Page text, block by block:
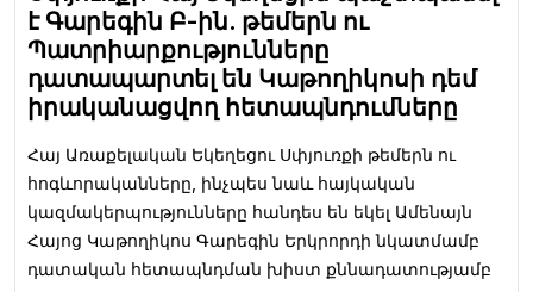
է Գարեգին Բ-ին. թեմերն ու
Պատրիարքությունները
դատապարտել են Կաթողիկոսի դեմ
իրականացվող հետապնդումները
Հայ Առաքելական Եկեղեցու Սփյուռքի թեմերն ու
հոգևորականները, ինչպես նաև հայկական
կազմակերպությունները հանդես են եկել Ամենայն
Հայոց Կաթողիկոս Գարեգին Երկրորդի նկատմամբ
դատական հետապնդման խիստ քննադատությամբ